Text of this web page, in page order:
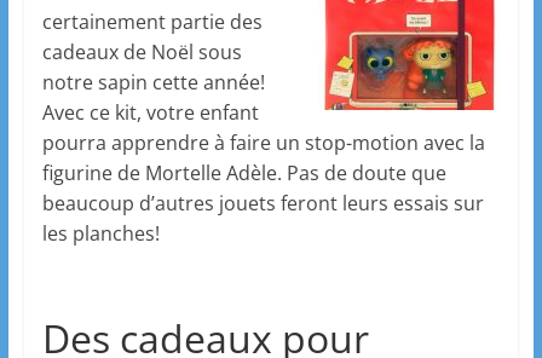
certainement partie des
cadeaux de Noël sous
notre sapin cette année!
Avec ce kit, votre enfant
pourra apprendre à faire un stop-motion avec la
figurine de Mortelle Adèle. Pas de doute que
beaucoup d’autres jouets feront leurs essais sur
les planches!
Des cadeaux pour